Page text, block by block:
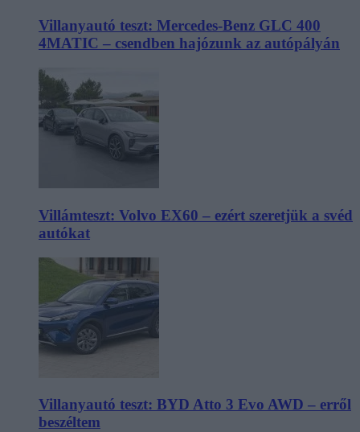
Villanyautó teszt: Mercedes-Benz GLC 400
4MATIC – csendben hajózunk az autópályán
Villámteszt: Volvo EX60 – ezért szeretjük a svéd
autókat
Villanyautó teszt: BYD Atto 3 Evo AWD – erről
beszéltem